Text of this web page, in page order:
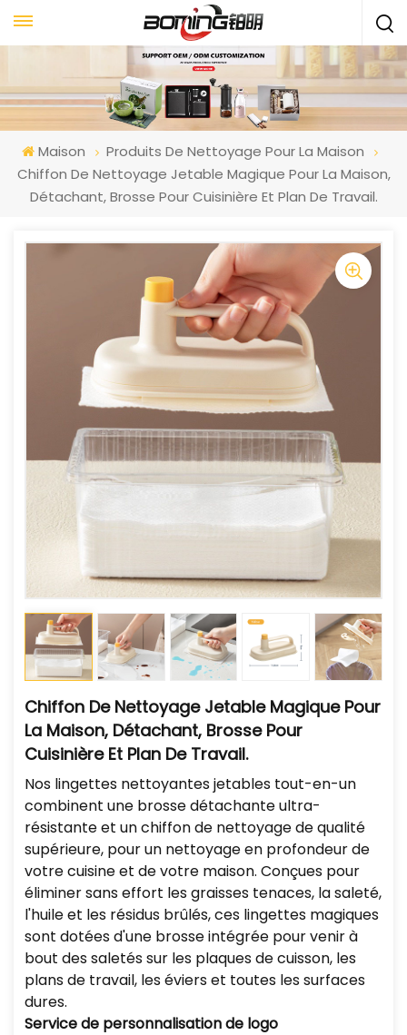
Maison
Produits De Nettoyage Pour La Maison
Chiffon De Nettoyage Jetable Magique Pour La Maison,
Détachant, Brosse Pour Cuisinière Et Plan De Travail.
Chiffon De Nettoyage Jetable Magique Pour
La Maison, Détachant, Brosse Pour
Cuisinière Et Plan De Travail.
Nos lingettes nettoyantes jetables tout-en-un
combinent une brosse détachante ultra-
résistante et un chiffon de nettoyage de qualité
supérieure, pour un nettoyage en profondeur de
votre cuisine et de votre maison. Conçues pour
éliminer sans effort les graisses tenaces, la saleté,
l'huile et les résidus brûlés, ces lingettes magiques
sont dotées d'une brosse intégrée pour venir à
bout des saletés sur les plaques de cuisson, les
plans de travail, les éviers et toutes les surfaces
dures.
Service de personnalisation de logo